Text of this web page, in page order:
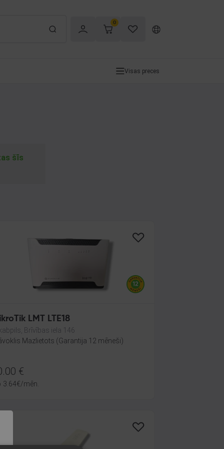
0
Visas preces
šīs
LMT LTE18
Brīvības iela 146
Mazlietots (Garantija 12 mēneši)
€
3.64€/mēn.